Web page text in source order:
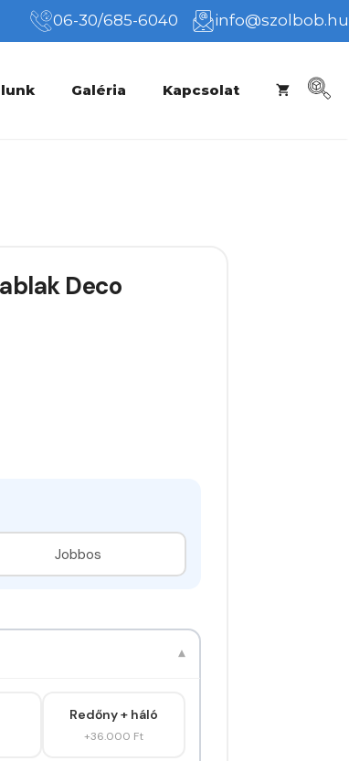
06-30/685-6040 info@szolbob.hu
Galéria Kapcsolat
Deco
Jobbos
▾
Redőny + háló
+36.000 Ft